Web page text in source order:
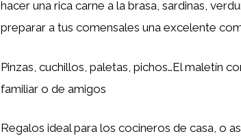
hacer una rica carne a la brasa, sardinas,
preparar a tus comensales una excelente
Pinzas, cuchillos, paletas, pichos…El maletín
familiar o de amigos
Regalos ideal para los cocineros de casa, o